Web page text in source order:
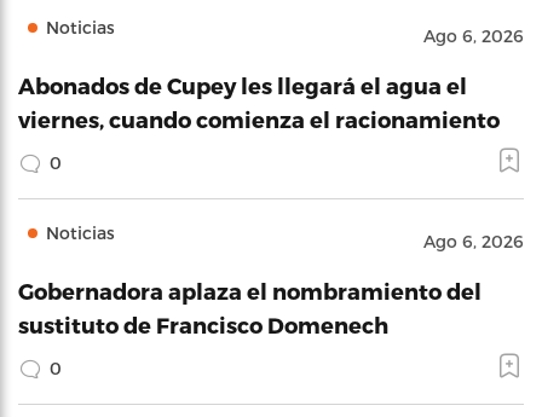
Noticias Ago 6, 2026
Abonados de Cupey les llegará el agua el
viernes, cuando comienza el racionamiento
0
Noticias Ago 6, 2026
Gobernadora aplaza el nombramiento del
sustituto de Francisco Domenech
0